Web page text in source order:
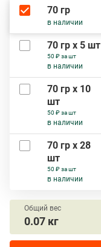
70 гр
в наличии
70 гр х 5 шт
50 ₽ за шт
в наличии
70 гр х 10
шт
50 ₽ за шт
в наличии
70 гр х 28
шт
50 ₽ за шт
в наличии
Общий вес
0.07 кг